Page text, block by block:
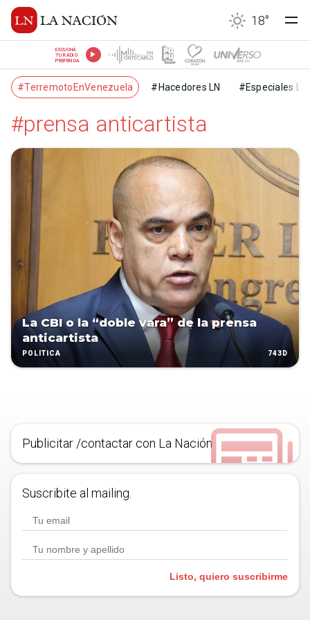
18°
ESCUCHÁ
TU RADIO
PREFERIDA
#TerremotoEnVenezuela #Hacedores LN #Especiales LN
#prensa anticartista
La CBI o la “doble vara” de la prensa
anticartista
POLÍTICA 743D
Publicitar /contactar con La Nación
Suscribite al mailing.
Listo, quiero suscribirme